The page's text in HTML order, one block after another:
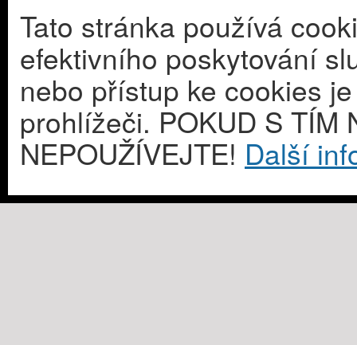
Tato stránka používá
efektivního poskytování
nebo přístup ke cookies
prohlížeči. POKUD S TÍM
NEPOUŽÍVEJTE! Další